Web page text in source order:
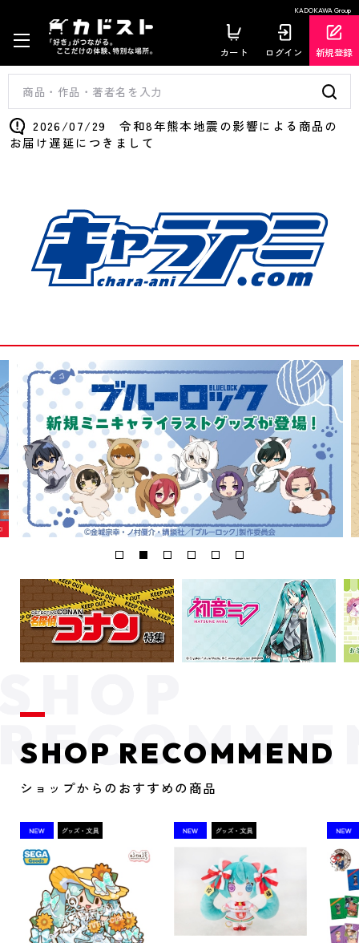
KADOKAWA Group
カート ログイン 新規登録
2026/07/29 令和8年熊本地震の影響による商品の
お届け遅延につきまして
SHOP RECOMMEND
ショップからのおすすめの商品